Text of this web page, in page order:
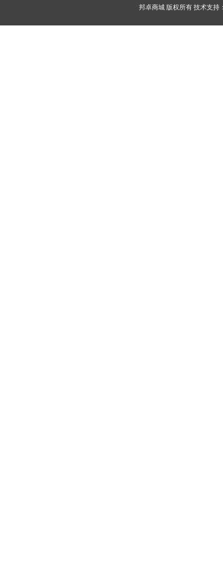
邦卓商城 版权所有 技术支持